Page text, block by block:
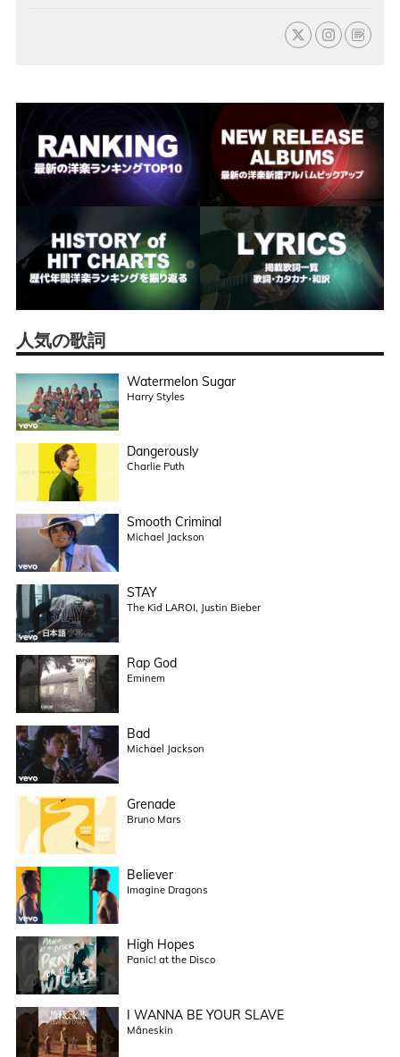
人気の歌詞
Watermelon Sugar
Harry Styles
Dangerously
Charlie Puth
Smooth Criminal
Michael Jackson
STAY
The Kid LAROI, Justin Bieber
Rap God
Eminem
Bad
Michael Jackson
Grenade
Bruno Mars
Believer
Imagine Dragons
High Hopes
Panic! at the Disco
I WANNA BE YOUR SLAVE
Måneskin